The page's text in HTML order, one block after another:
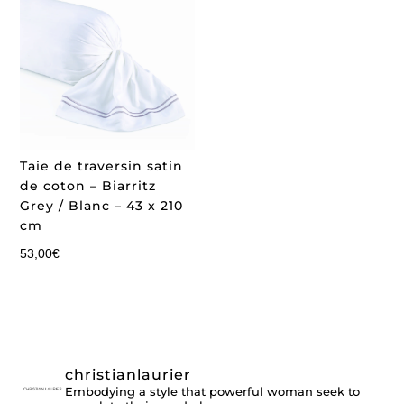
Taie de traversin satin
de coton – Biarritz
Grey / Blanc – 43 x 210
cm
53,00€
christianlaurier
Embodying a style that powerful woman seek to